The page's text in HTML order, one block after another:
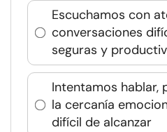
Escuchamos con
conversaciones
seguras y
Intentamos hablar,
la cercanía
difícil de alcanzar